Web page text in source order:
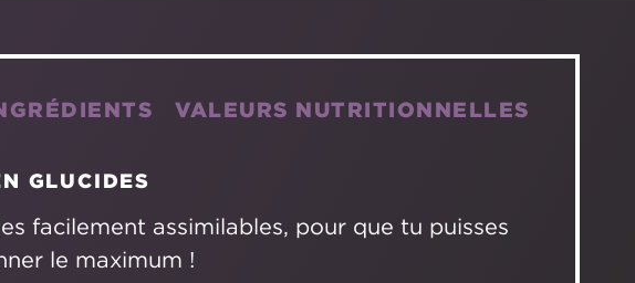
VALEURS NUTRITIONNELLES
GLUCIDES
facilement assimilables, pour que tu puisses
le maximum !